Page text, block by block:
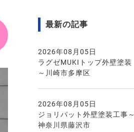
最新の記事
2026年08月05日
ラグゼMUKIトップ外壁塗装
～川崎市多摩区
2026年08月05日
ジョリパット外壁塗装工事～
神奈川県藤沢市